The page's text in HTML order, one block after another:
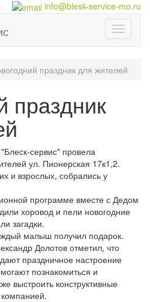
info@blesk-service-mo.ru
Меню
праздник для жителей
праздник
сервис" провела
ул. Пионерская 17к1,2.
и взрослых, собрались у
программе вместе с Дедом
хоровод и пели новогодние
загадки.
малыш получил подарок.
Долотов отметил, что
праздничное настроение
познакомиться и
выстроить конструктивные